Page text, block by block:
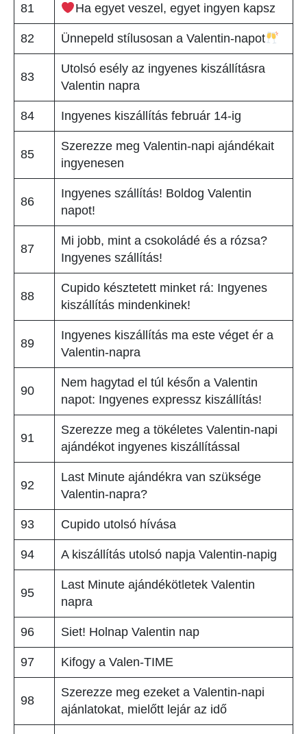
81 Ha egyet veszel, egyet ingyen kapsz
82 Ünnepeld stílusosan a Valentin-napot
83
Utolsó esély az ingyenes kiszállításra
Valentin napra
84 Ingyenes kiszállítás február 14-ig
85
Szerezze meg Valentin-napi ajándékait
ingyenesen
86
Ingyenes szállítás! Boldog Valentin
napot!
87
Mi jobb, mint a csokoládé és a rózsa?
Ingyenes szállítás!
88
Cupido késztetett minket rá: Ingyenes
kiszállítás mindenkinek!
89
Ingyenes kiszállítás ma este véget ér a
Valentin-napra
90
Nem hagytad el túl későn a Valentin
napot: Ingyenes expressz kiszállítás!
91
Szerezze meg a tökéletes Valentin-napi
ajándékot ingyenes kiszállítással
92
Last Minute ajándékra van szüksége
Valentin-napra?
93 Cupido utolsó hívása
94 A kiszállítás utolsó napja Valentin-napig
95
Last Minute ajándékötletek Valentin
napra
96 Siet! Holnap Valentin nap
97 Kifogy a Valen-TIME
98
Szerezze meg ezeket a Valentin-napi
ajánlatokat, mielőtt lejár az idő